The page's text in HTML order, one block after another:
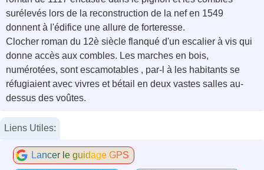
surélevés lors de la reconstruction de la nef en 1549
donnent à l'édifice une allure de forteresse.
Clocher roman du 12è siècle flanqué d'un escalier à vis qui
donne accès aux combles. Les marches en bois,
numérotées, sont escamotables , par-l à les habitants se
réfugiaient avec vivres et bétail en deux vastes salles au-
dessus des voûtes.
Liens Utiles:
Lancer le guidage GPS